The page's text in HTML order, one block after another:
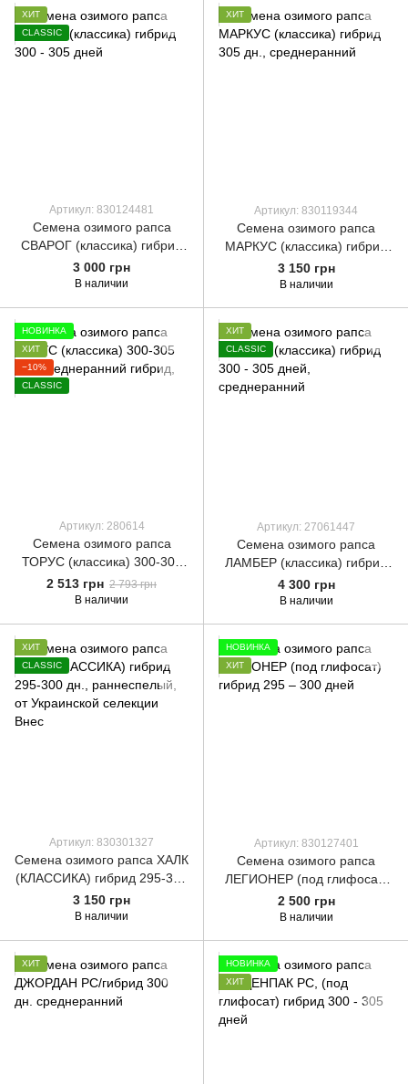
ХИТ
CLASSIC
Артикул: 830124481
Семена озимого рапса
СВАРОГ (классика) гибрид
300 - 305 дней
3 000 грн
В наличии
ХИТ
Артикул: 830119344
Семена озимого рапса
МАРКУС (классика) гибрид
305 дн., среднеранний
3 150 грн
В наличии
НОВИНКА
ХИТ
−10%
CLASSIC
Артикул: 280614
Семена озимого рапса
ТОРУС (классика) 300-305
дн., среднеранний гибрид,
2025
2 513 грн 2 793 грн
В наличии
ХИТ
CLASSIC
Артикул: 27061447
Семена озимого рапса
ЛАМБЕР (классика) гибрид
300 - 305 дней,
среднеранний
4 300 грн
В наличии
ХИТ
CLASSIC
Артикул: 830301327
Семена озимого рапса ХАЛК
(КЛАССИКА) гибрид 295-300
дн., раннеспелый, от
Украинской селекции Внес
3 150 грн
В наличии
НОВИНКА
ХИТ
Артикул: 830127401
Семена озимого рапса
ЛЕГИОНЕР (под глифосат)
гибрид 295 – 300 дней
2 500 грн
В наличии
ХИТ
НОВИНКА
ХИТ